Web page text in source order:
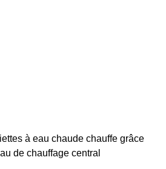
à eau chaude chauffe grâce
de chauffage central